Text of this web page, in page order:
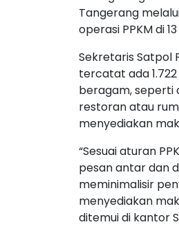
Tangerang
operasi PPKM di
Sekretaris Satpol
tercatat ada
beragam, seperti
restoran atau
menyediakan
“Sesuai aturan
pesan antar dan
meminimalisir
menyediakan
ditemui di kantor